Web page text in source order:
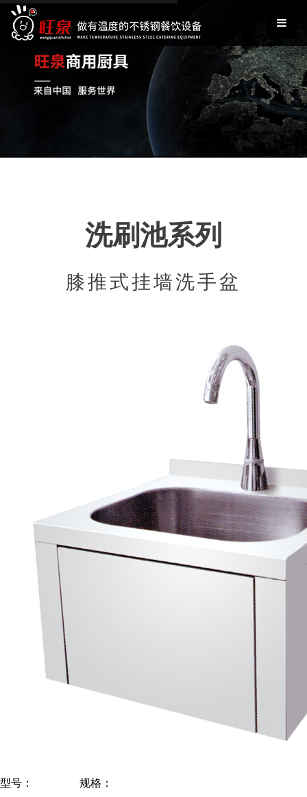
洗刷池系列
膝推式挂墙洗手盆
型号： 规格：